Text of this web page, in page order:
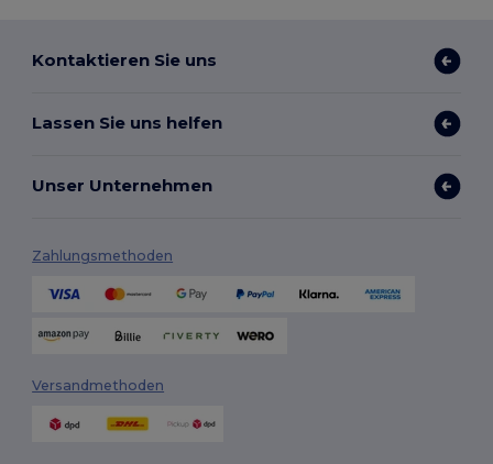
Kontaktieren Sie uns
Lassen Sie uns helfen
Unser Unternehmen
Zahlungsmethoden
Versandmethoden